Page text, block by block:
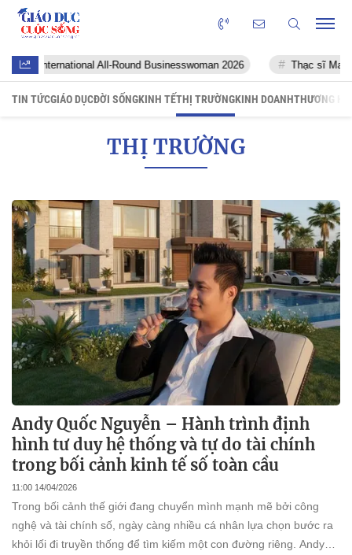
All-Round Businesswoman 2026 Thạc sĩ Mai Thị
TIN TỨCGIÁO DỤCĐỜI SỐNGKINH TẾTHỊ TRƯỜNGKINH DOANHTHƯƠNG
THỊ TRƯỜNG
Andy Quốc Nguyễn – Hành trình định
hình tư duy hệ thống và tự do tài chính
trong bối cảnh kinh tế số toàn cầu
11:00 14/04/2026
Trong bối cảnh thế giới đang chuyển mình mạnh mẽ bởi công
nghệ và tài chính số, ngày càng nhiều cá nhân lựa chọn bước ra
khỏi lối đi truyền thống để tìm kiếm một con đường riêng. Andy